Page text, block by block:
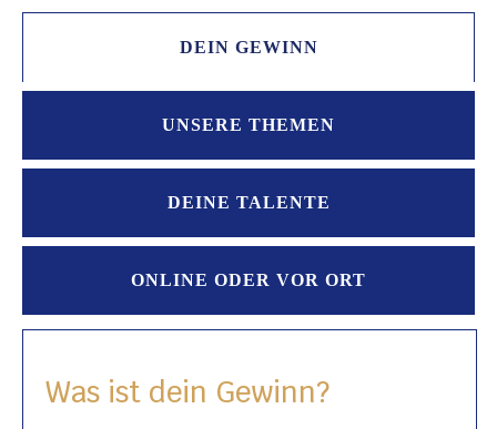
DEIN GEWINN
UNSERE THEMEN
DEINE TALENTE
ONLINE ODER VOR ORT
Was ist dein Gewinn?